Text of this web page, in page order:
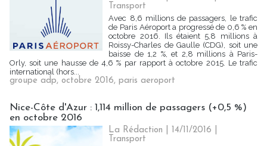
Transport
Avec 8,6 millions de passagers, le trafic
de Paris Aéroport a progressé de 0,6 % en
octobre 2016. Ils étaient 5,8 millions à
Roissy-Charles de Gaulle (CDG), soit une
baisse de 1,2 %, et 2,8 millions à Paris-
Orly, soit une hausse de 4,6 % par rapport à octobre 2015. Le trafic
international (hors...
groupe adp, octobre 2016, paris aeroport
Nice-Côte d'Azur : 1,114 million de passagers (+0,5 %)
en octobre 2016
La Rédaction | 14/11/2016
Transport